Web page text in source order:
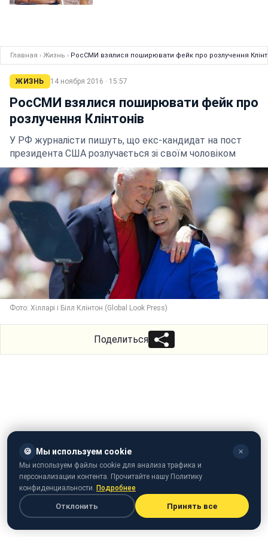
Главная › Жизнь › РосСМИ взялися поширювати фейк про розлучення
ЖИЗНЬ 14 ноября 2016 · 15:57
РосСМИ взялися поширювати фейк про
розлучення Клінтонів
У РФ журналісти пишуть, що екс-кандидат на пост
президента США розлучається зі своїм чоловіком
Фото: Хілларі і Білл Клінтон (Global Look Press)
Поделиться
🍪 Мы используем cookie ✕
Мы используем файлы cookie для анализа трафика и
персонализации контента. Прочитайте нашу Политику
конфиденциальности. Подробнее
Отклонить Принять все